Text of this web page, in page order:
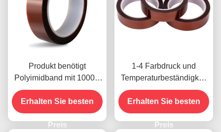
Produkt benötigt
Polyimidband mit 1000V
Spannungsfestigkeit
Erhalten Sie besten
Preis
1-4 Farbdruck und
Temperaturbeständigkeit
-10C-80C
Zahlungsmethode mit
Kreditkarte für frühere
Modelle
Erhalten Sie besten
Preis